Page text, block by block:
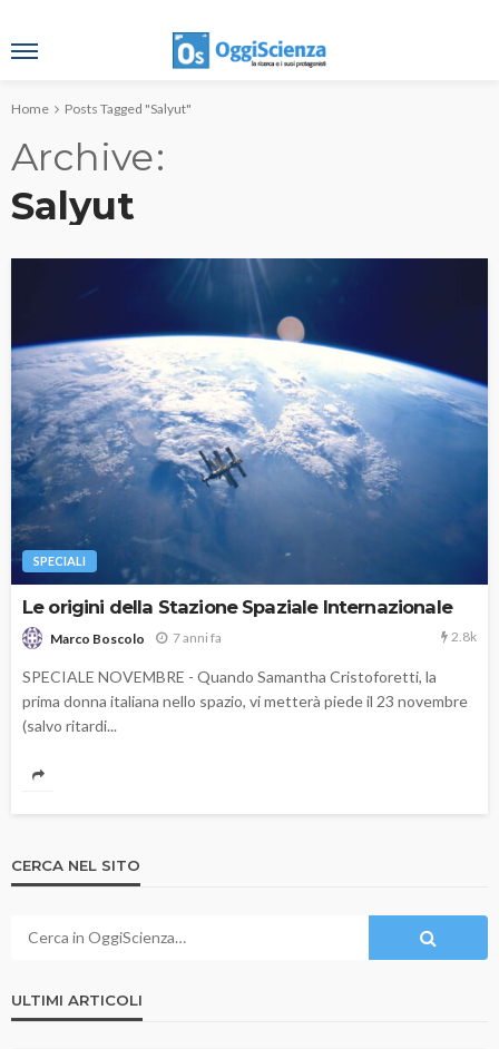
Home Posts Tagged "Salyut"
Archive
Salyut
SPECIALI
Le origini della Stazione Spaziale Internazionale
Marco Boscolo 7 anni fa 2.8k
SPECIALE NOVEMBRE - Quando Samantha Cristoforetti, la
prima donna italiana nello spazio, vi metterà piede il 23 novembre
(salvo ritardi...
CERCA NEL SITO
ULTIMI ARTICOLI